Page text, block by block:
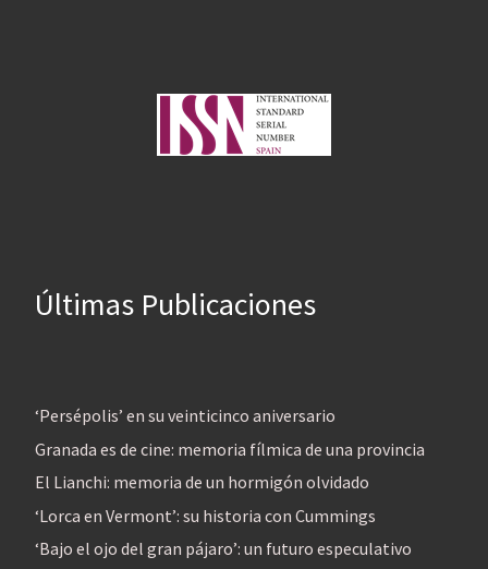
Últimas Publicaciones
‘Persépolis’ en su veinticinco aniversario
Granada es de cine: memoria fílmica de una provincia
El Lianchi: memoria de un hormigón olvidado
‘Lorca en Vermont’: su historia con Cummings
‘Bajo el ojo del gran pájaro’: un futuro especulativo